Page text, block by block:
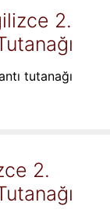
2.
tutanağı
2.